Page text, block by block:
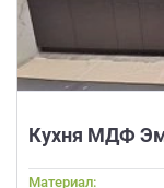
Кухня МДФ
Материал: